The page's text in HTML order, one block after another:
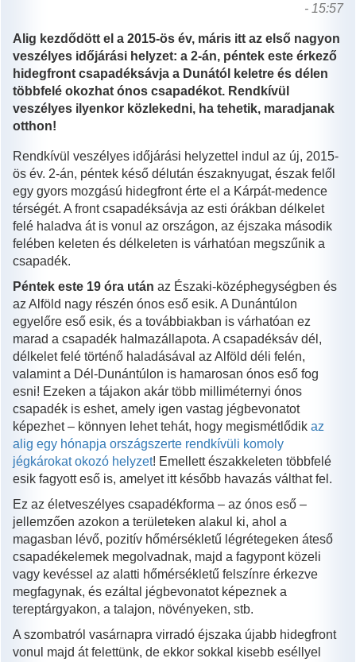
- 15:57
Alig kezdődött el a 2015-ös év, máris itt az első nagyon
veszélyes időjárási helyzet: a 2-án, péntek este érkező
hidegfront csapadéksávja a Dunától keletre és délen
többfelé okozhat ónos csapadékot. Rendkívül
veszélyes ilyenkor közlekedni, ha tehetik, maradjanak
otthon!
Rendkívül veszélyes időjárási helyzettel indul az új, 2015-
ös év. 2-án, péntek késő délután északnyugat, észak felől
egy gyors mozgású hidegfront érte el a Kárpát-medence
térségét. A front csapadéksávja az esti órákban délkelet
felé haladva át is vonul az országon, az éjszaka második
felében keleten és délkeleten is várhatóan megszűnik a
csapadék.
Péntek este 19 óra után az Északi-középhegységben és
az Alföld nagy részén ónos eső esik. A Dunántúlon
egyelőre eső esik, és a továbbiakban is várhatóan ez
marad a csapadék halmazállapota. A csapadéksáv dél,
délkelet felé történő haladásával az Alföld déli felén,
valamint a Dél-Dunántúlon is hamarosan ónos eső fog
esni! Ezeken a tájakon akár több milliméternyi ónos
csapadék is eshet, amely igen vastag jégbevonatot
képezhet – könnyen lehet tehát, hogy megismétlődik az
alig egy hónapja országszerte rendkívüli komoly
jégkárokat okozó helyzet! Emellett északkeleten többfelé
esik fagyott eső is, amelyet itt később havazás válthat fel.
Ez az életveszélyes csapadékforma – az ónos eső –
jellemzően azokon a területeken alakul ki, ahol a
magasban lévő, pozitív hőmérsékletű légrétegeken áteső
csapadékelemek megolvadnak, majd a fagypont közeli
vagy kevéssel az alatti hőmérsékletű felszínre érkezve
megfagynak, és ezáltal jégbevonatot képeznek a
tereptárgyakon, a talajon, növényeken, stb.
A szombatról vasárnapra virradó éjszaka újabb hidegfront
vonul majd át felettünk, de ekkor sokkal kisebb eséllyel